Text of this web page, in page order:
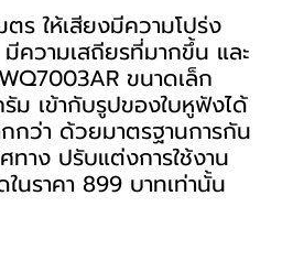
ร ให้เสียงมีความโปร่ง
วามเสถียรที่มากขึ้น และ
ขนาดเล็ก
ม เข้ากับรูปของใบหูฟังได้
กว่า ด้วยมาตรฐานการกัน
าง ปรับแต่งการใช้งาน
ราคา 899 บาทเท่านั้น